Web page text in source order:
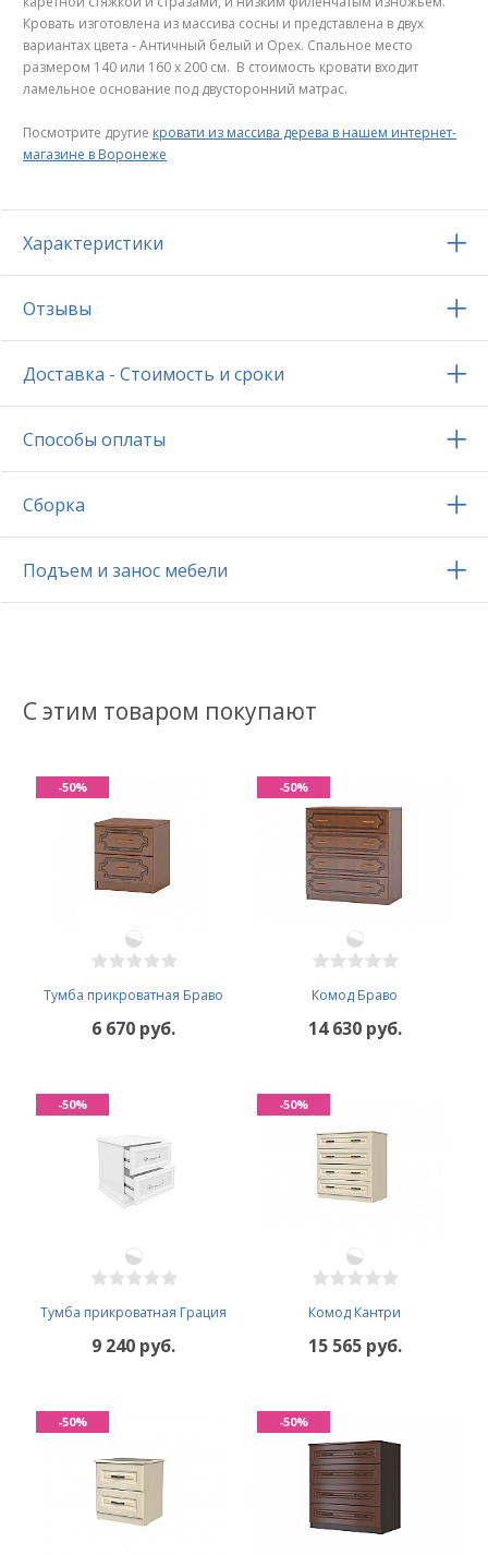
Кровать изготовлена из массива сосны и представлена в двух
вариантах цвета - Античный белый и Орех. Спальное место
размером 140 или 160 х 200 см. В стоимость кровати входит
ламельное основание под двусторонний матрас.
Посмотрите другие кровати из массива дерева в нашем интернет-
магазине в Воронеже
Характеристики
Отзывы
Доставка - Стоимость и сроки
Способы оплаты
Сборка
Подъем и занос мебели
С этим товаром покупают
Тумба прикроватная Браво
6 670 руб.
-50%
Комод Браво
14 630 руб.
-50%
Тумба прикроватная Грация
9 240 руб.
-50%
Комод Кантри
15 565 руб.
-50%
-50% -50%